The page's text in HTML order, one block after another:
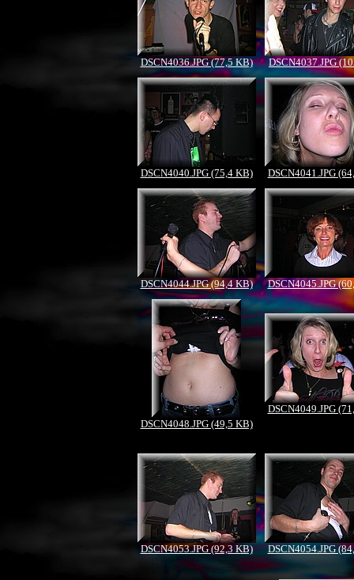
DSCN4036.JPG (77,5 KB) DSCN4037.JPG
DSCN4040.JPG (75,4 KB) DSCN4041.JPG
DSCN4044.JPG (94,4 KB) DSCN4045.JPG
DSCN4048.JPG (49,5 KB)
DSCN4049.JPG
DSCN4053.JPG (92,3 KB) DSCN4054.JPG